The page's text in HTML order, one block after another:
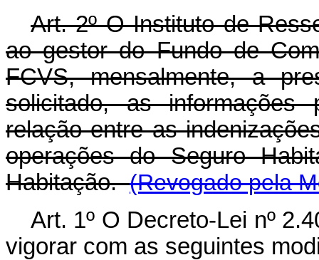
Art. 2º O Instituto de
ao gestor do Fundo de
FCVS, mensalmente, a
solicitado, as informações
relação entre as
operações do Seguro
Habitação.(Revogado pela
Art. 1º O Decreto-Lei nº
vigorar com as seguintes